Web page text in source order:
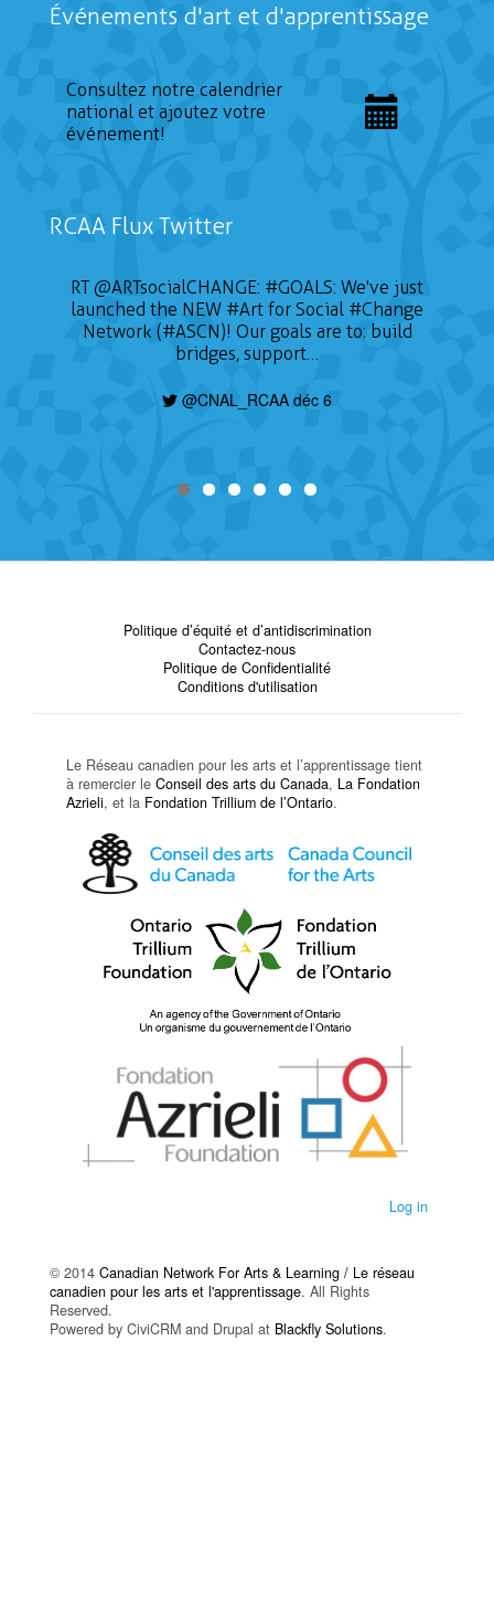
Événements d'art et d'apprentissage
Consultez notre calendrier
national et ajoutez votre
événement!
RCAA Flux Twitter
RT@ARTsocialCHANGE: #GOALS: We've just
launched the NEW #Art for Social #Change
Network (#ASCN)! Our goals are to: build
bridges, support…
@CNAL_RCAA déc 6
Politique d’équité et d’antidiscrimination
Contactez-nous
Politique de Confidentialité
Conditions d'utilisation
Le Réseau canadien pour les arts et l’apprentissage tient
à remercier le Conseil des arts du Canada, La Fondation
Azrieli, et la Fondation Trillium de l’Ontario.
Log in
© 2014 Canadian Network For Arts & Learning / Le réseau
canadien pour les arts et l'apprentissage. All Rights
Reserved.
Powered by CiviCRM and Drupal at Blackfly Solutions.